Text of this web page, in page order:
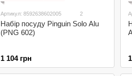
Артикул: 8592638602005 2
Набір посуду Pinguin Solo Alu
(PNG 602)
1 104 грн